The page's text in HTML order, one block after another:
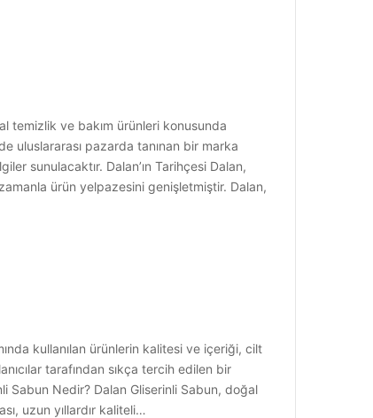
temizlik ve bakım ürünleri konusunda
uluslararası pazarda tanınan bir marka
sunulacaktır. Dalan’ın Tarihçesi Dalan,
ürün yelpazesini genişletmiştir. Dalan,
kullanılan ürünlerin kalitesi ve içeriği, cilt
tarafından sıkça tercih edilen bir
Sabun Nedir? Dalan Gliserinli Sabun, doğal
uzun yıllardır kaliteli…